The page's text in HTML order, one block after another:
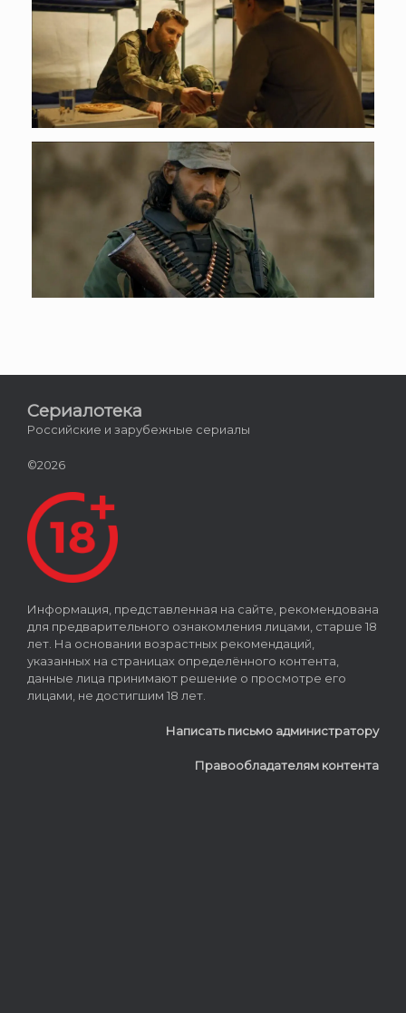
Сериалотека
Российские и зарубежные сериалы
©2026
Информация, представленная на сайте, рекомендована
для предварительного ознакомления лицами, старше 18
лет. На основании возрастных рекомендаций,
указанных на страницах определённого контента,
данные лица принимают решение о просмотре его
лицами, не достигшим 18 лет.
Написать письмо администратору
Правообладателям контента